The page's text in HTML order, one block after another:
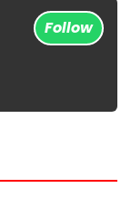
Follow